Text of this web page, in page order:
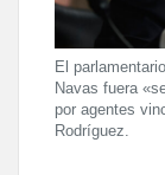
El
Navas fuera
por agentes
Rodríguez.